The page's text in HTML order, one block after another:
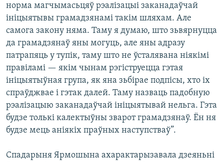
норма магчымасьцяў рэалізацыі заканадаўчай
ініцыятывы грамадзянамі такім шляхам. Але
самога закону няма. Таму я думаю, што зьвярнуцца
да грамадзянаў яны могуць, але яны адразу
патрапяць у тупік, таму што не ўсталявана ніякімі
правіламі — якім чынам рэгіструецца гэтая
ініцыятыўная група, як яна зьбірае подпісы, хто іх
спраўджвае і гэтак далей. Таму назваць падобную
рэалізацыю заканадаўчай ініцыятывай нельга. Гэта
будзе толькі калектыўны зварот грамадзянаў. Ён ня
будзе мець аніякіх праўных наступстваў”.
Спадарыня Ярмошына ахарактарызавала дзеяньні